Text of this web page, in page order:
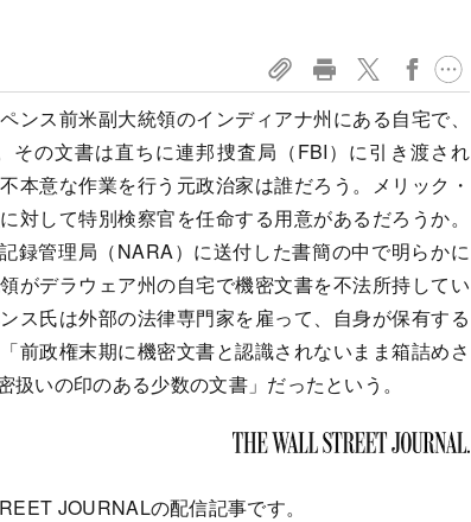
ス前米副大統領のインディアナ州にある自宅で、
の文書は直ちに連邦捜査局（FBI）に引き渡され
本意な作業を行う元政治家は誰だろう。メリック・
して特別検察官を任命する用意があるだろうか。
録管理局（NARA）に送付した書簡の中で明らかに
がデラウェア州の自宅で機密文書を不法所持してい
ス氏は外部の法律専門家を雇って、自身が保有する
前政権末期に機密文書と認識されないまま箱詰めさ
いの印のある少数の文書」だったという。
JOURNALの配信記事です。